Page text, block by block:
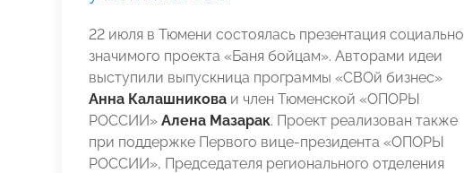
22 июля в Тюмени состоялась презентация социально
значимого проекта «Баня бойцам». Авторами идеи
выступили выпускница программы «СВОй бизнес»
Анна Калашникова и член Тюменской «ОПОРЫ
РОССИИ» Алена Мазарак. Проект реализован также
при поддержке Первого вице-президента «ОПОРЫ
РОССИИ», Председателя регионального отделения